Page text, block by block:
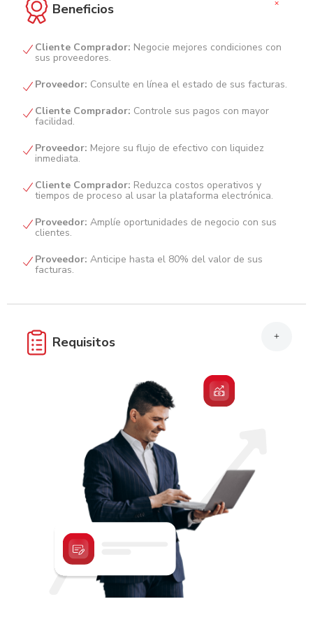
Beneficios +
Cliente Comprador: Negocie mejores condiciones con
sus proveedores.
Proveedor: Consulte en línea el estado de sus facturas.
Cliente Comprador: Controle sus pagos con mayor
facilidad.
Proveedor: Mejore su flujo de efectivo con liquidez
inmediata.
Cliente Comprador: Reduzca costos operativos y
tiempos de proceso al usar la plataforma electrónica.
Proveedor: Amplíe oportunidades de negocio con sus
clientes.
Proveedor: Anticipe hasta el 80% del valor de sus
facturas.
Requisitos +
Completar y firmar contrato de Crédito Preferente.